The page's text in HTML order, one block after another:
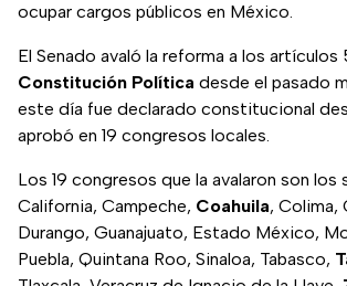
ocupar cargos públicos en México.
El Senado avaló la reforma a los artículos
Constitución Política desde el pasado
este día fue declarado constitucional
aprobó en 19 congresos locales.
Los 19 congresos que la avalaron son los
California, Campeche, Coahuila, Colima,
Durango, Guanajuato, Estado México,
Puebla, Quintana Roo, Sinaloa, Tabasco,